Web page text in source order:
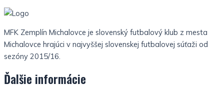
MFK Zemplín Michalovce je slovenský futbalový klub z mesta
Michalovce hrajúci v najvyššej slovenskej futbalovej súťaži od
sezóny 2015/16.
Ďalšie informácie